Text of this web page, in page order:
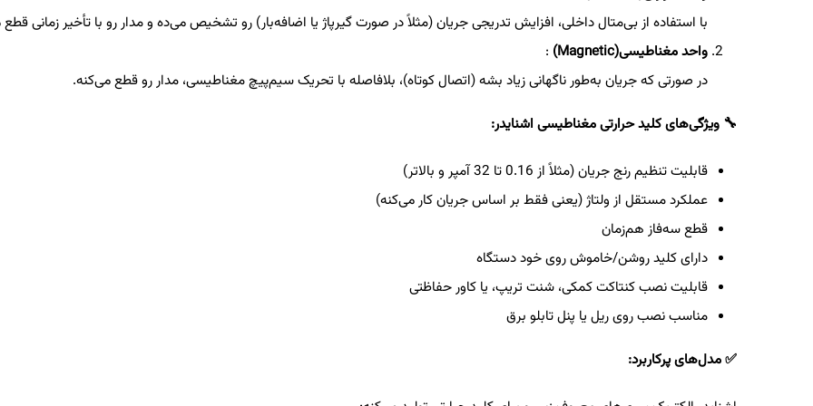
با استفاده از بی‌متال داخلی، افزایش تدریجی جریان (مثلاً در صورت گیرپاژ یا اضافه‌بار) رو تشخیص می‌ده و مدار رو با تأخیر زمانی
واحد مغناطیسی(Magnetic)
:
در صورتی که جریان به‌طور ناگهانی زیاد بشه (اتصال کوتاه)، بلافاصله با تحریک سیم‌پیچ مغناطیسی، مدار رو قطع می‌کنه.
🔧 ویژگی‌های کلید حرارتی مغناطیسی اشنایدر:
قابلیت تنظیم رنج جریان (مثلاً از 0.16 تا 32 آمپر و بالاتر)
عملکرد مستقل از ولتاژ (یعنی فقط بر اساس جریان کار می‌کنه)
قطع سه‌فاز هم‌زمان
دارای کلید روشن/خاموش روی خود دستگاه
قابلیت نصب کنتاکت کمکی، شنت تریپ، یا کاور حفاظتی
مناسب نصب روی ریل یا پنل تابلو برق
✅مدل‌های پرکاربرد: